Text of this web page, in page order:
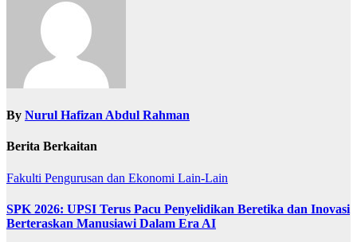
By Nurul Hafizan Abdul Rahman
Berita Berkaitan
Fakulti Pengurusan dan Ekonomi Lain-Lain
SPK 2026: UPSI Terus Pacu Penyelidikan Beretika dan Inovasi
Berteraskan Manusiawi Dalam Era AI